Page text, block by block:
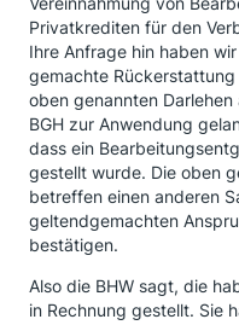
Privatkrediten für den
Ihre Anfrage hin haben
gemachte
oben genannten
BGH zur Anwendung
dass ein
gestellt wurde. Die oben
betreffen einen anderen
geltendgemachten
bestätigen.
Also die BHW sagt, die
in Rechnung gestellt. Sie